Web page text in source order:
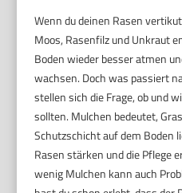
Wenn du deinen Rasen
Moos, Rasenfilz und Unkraut
Boden wieder besser atmen
wachsen. Doch was passiert
stellen sich die Frage, ob und
sollten. Mulchen bedeutet,
Schutzschicht auf dem Boden
Rasen stärken und die Pflege
wenig Mulchen kann auch